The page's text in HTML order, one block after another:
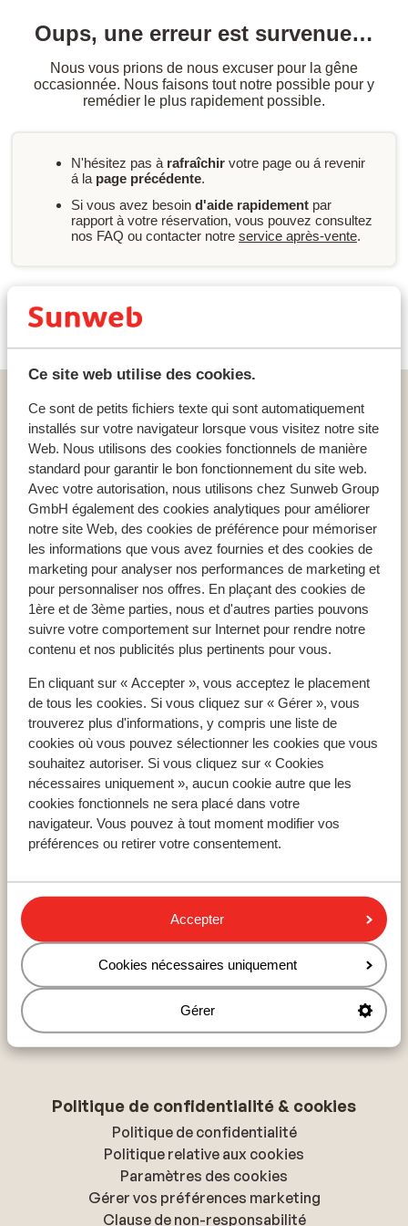
Ce site web utilise des cookies.
Ce sont de petits fichiers texte qui sont automatiquement
installés sur votre navigateur lorsque vous visitez notre site
Web. Nous utilisons des cookies fonctionnels de manière
standard pour garantir le bon fonctionnement du site web.
Avec votre autorisation, nous utilisons chez Sunweb Group
GmbH également des cookies analytiques pour améliorer
notre site Web, des cookies de préférence pour mémoriser
les informations que vous avez fournies et des cookies de
marketing pour analyser nos performances de marketing et
pour personnaliser nos offres. En plaçant des cookies de
1ère et de 3ème parties, nous et d'autres parties pouvons
suivre votre comportement sur Internet pour rendre notre
contenu et nos publicités plus pertinents pour vous.
En cliquant sur « Accepter », vous acceptez le placement
de tous les cookies. Si vous cliquez sur « Gérer », vous
trouverez plus d'informations, y compris une liste de
cookies où vous pouvez sélectionner les cookies que vous
souhaitez autoriser. Si vous cliquez sur « Cookies
nécessaires uniquement », aucun cookie autre que les
cookies fonctionnels ne sera placé dans votre
navigateur. Vous pouvez à tout moment modifier vos
préférences ou retirer votre consentement.
Accepter
Cookies nécessaires uniquement
Gérer
Oups, une erreur est survenue…
Nous vous prions de nous excuser pour la gêne
occasionnée. Nous faisons tout notre possible pour y
remédier le plus rapidement possible.
N'hésitez pas à rafraîchir votre page ou á revenir
á la page précédente.
Si vous avez besoin d'aide rapidement par
rapport à votre réservation, vous pouvez consultez
nos FAQ ou contacter notre service après-vente.
Nouvelle recherche
Appartements Sunflower
Pays populaires
Espagne
Égypte
Tunisie
Régions populaires
Mer Rouge
Lanzarote
Golfe d'Hammamet
Destinations populaires
Hurghada
Hammamet
À propos de Sunweb
À propos de Sunweb
Tourisme responsable
Presse & médias
Déclaration d'accessibilité
Politique de confidentialité & cookies
Politique de confidentialité
Politique relative aux cookies
Paramètres des cookies
Gérer vos préférences marketing
Clause de non-responsabilité